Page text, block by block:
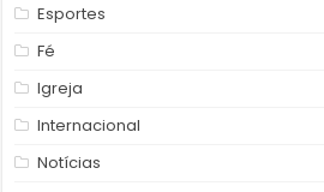
Esportes
Fé
Igreja
Internacional
Notícias